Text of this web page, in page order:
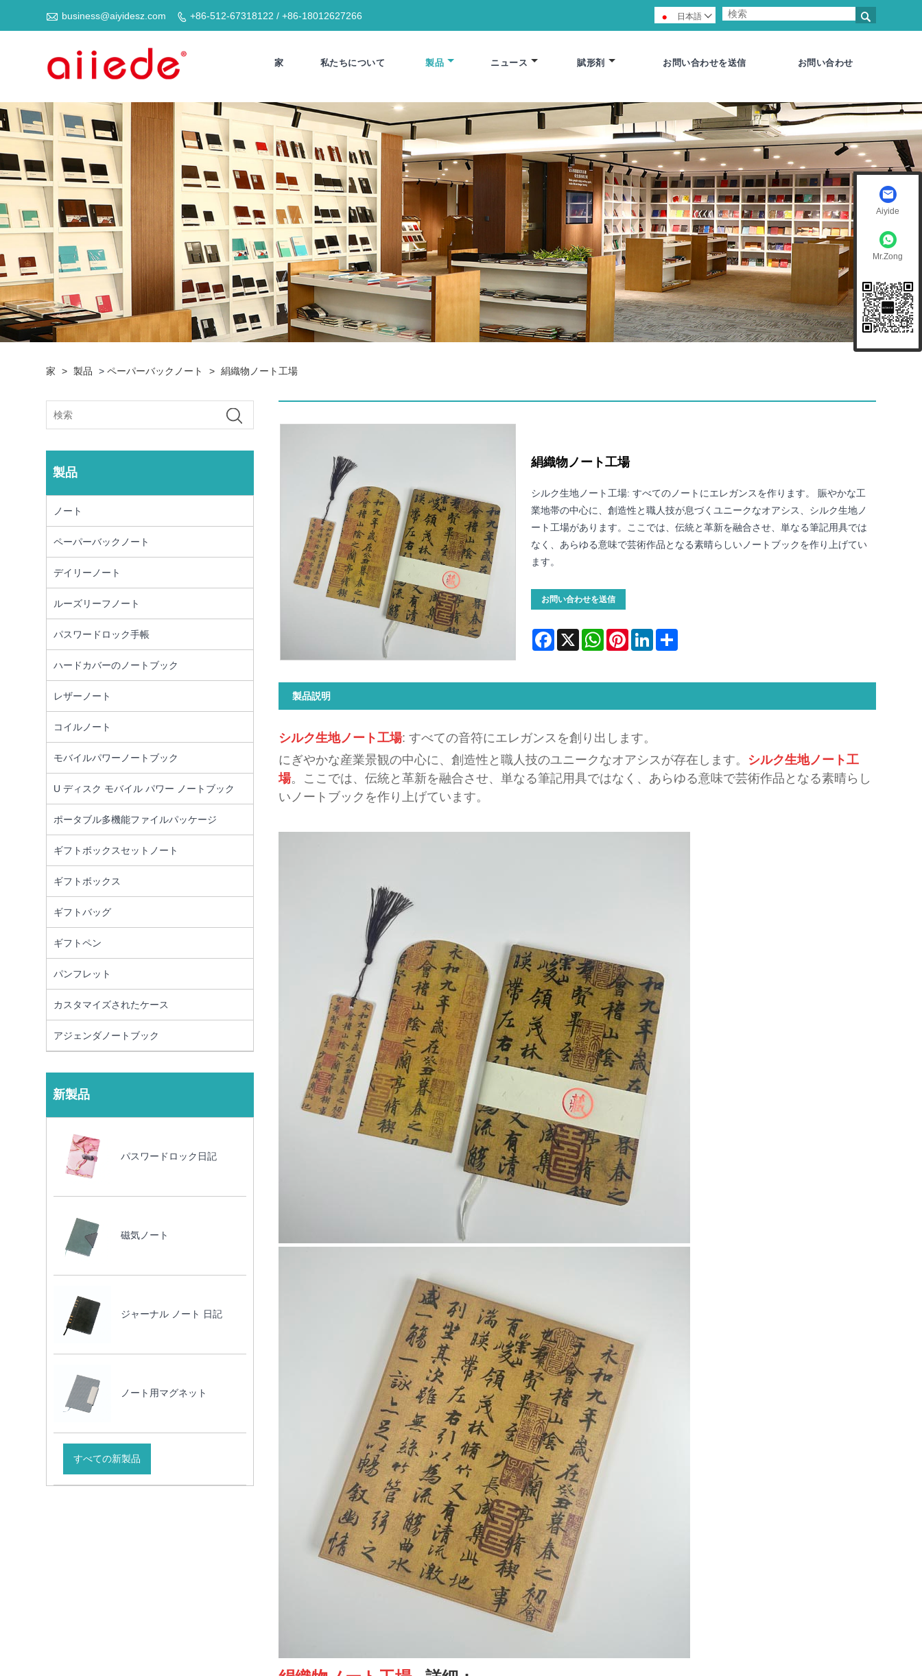
 business@aiyidesz.com  +86-512-67318122 / +86-18012627266 
日本語 
家 私たちについて 製品 ニュース 賦形剤 お問い合わせを送信 お問い合わせ
家 > 製品 >ペーパーバックノート > 絹織物ノート工場
製品
ノート
ペーパーバックノート
デイリーノート
ルーズリーフノート
パスワードロック手帳
ハードカバーのノートブック
レザーノート
コイルノート
モバイルパワーノートブック
U ディスク モバイル パワー ノートブック
ポータブル多機能ファイルパッケージ
ギフトボックスセットノート
ギフトボックス
ギフトバッグ
ギフトペン
パンフレット
カスタマイズされたケース
アジェンダノートブック
新製品
パスワードロック日記
磁気ノート
ジャーナル ノート 日記
ノート用マグネット
すべての新製品
絹織物ノート工場
シルク生地ノート工場: すべてのノートにエレガンスを作ります。 賑やかな工
業地帯の中心に、創造性と職人技が息づくユニークなオアシス、シルク生地ノ
ート工場があります。ここでは、伝統と革新を融合させ、単なる筆記用具では
なく、あらゆる意味で芸術作品となる素晴らしいノートブックを作り上げてい
ます。
お問い合わせを送信
Facebook
X WhatsAppPinterestLinkedInShare
製品説明
シルク生地ノート工場: すべての音符にエレガンスを創り出します。
にぎやかな産業景観の中心に、創造性と職人技のユニークなオアシスが存在します。
シルク生地ノート工
場。ここでは、伝統と革新を融合させ、単なる筆記用具ではなく、あらゆる意味で芸術作品となる素晴らし
いノートブックを作り上げています。
Aiyide
Mr.Zong